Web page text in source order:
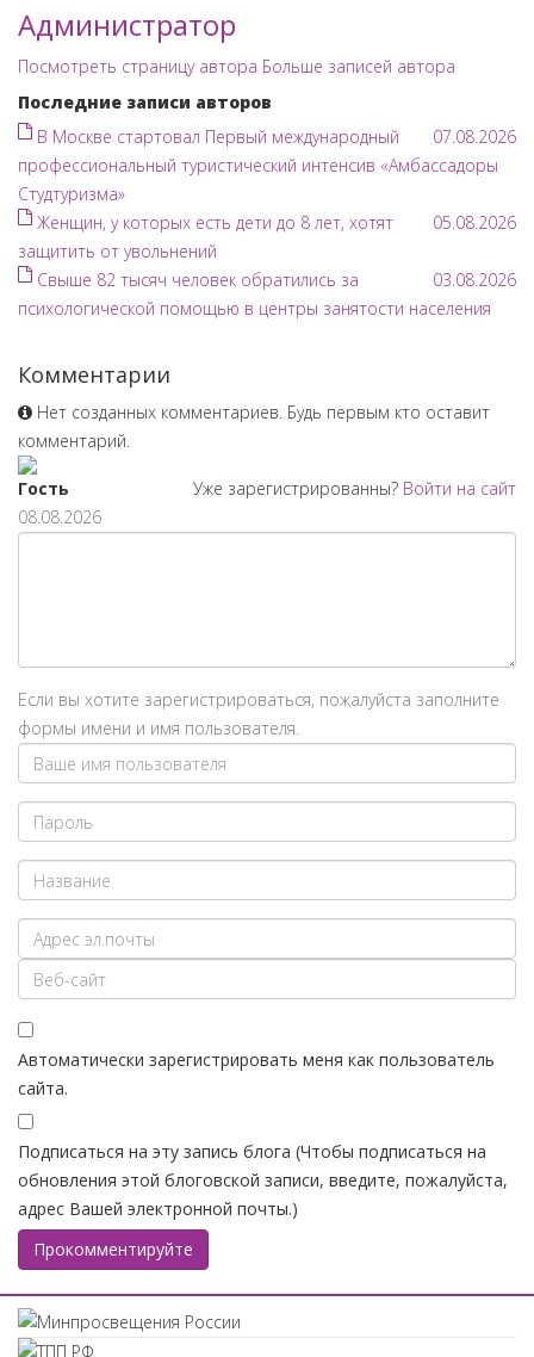
Администратор
Посмотреть страницу автора Больше записей автора
Последние записи авторов
07.08.2026
В Москве стартовал Первый международный
профессиональный туристический интенсив «Амбассадоры
Студтуризма»
05.08.2026
Женщин, у которых есть дети до 8 лет, хотят
защитить от увольнений
03.08.2026
Свыше 82 тысяч человек обратились за
психологической помощью в центры занятости населения
Комментарии
Нет созданных комментариев. Будь первым кто оставит
комментарий.
Уже зарегистрированны? Войти на сайт
Гость
08.08.2026
Если вы хотите зарегистрироваться, пожалуйста заполните
формы имени и имя пользователя.
Автоматически зарегистрировать меня как пользователь
сайта.
Подписаться на эту запись блога (Чтобы подписаться на
обновления этой блоговской записи, введите, пожалуйста,
адрес Вашей электронной почты.)
Прокомментируйте